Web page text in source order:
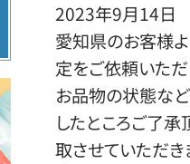
2023年9月14日
愛知県のお客様よ
定をご依頼いただ
お品物の状態など
したところご了
取させていただき